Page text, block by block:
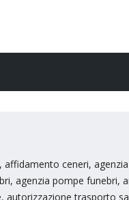
ceneri,
agenzia pompe funebri,
trasporto